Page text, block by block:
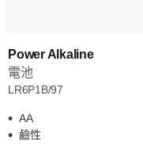
Power Alkaline
電池
LR6P1B/97
AA
鹼性